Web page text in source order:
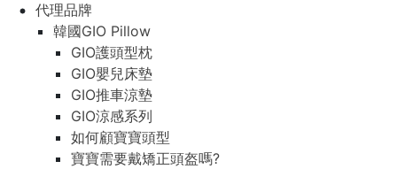
代理品牌
韓國GIO Pillow
GIO護頭型枕
GIO嬰兒床墊
GIO推車涼墊
GIO涼感系列
如何顧寶寶頭型
寶寶需要戴矯正頭盔嗎?